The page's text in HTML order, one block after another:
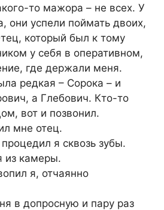
то мажора – не всех. У
они успели поймать двоих,
который был к тому
у себя в оперативном,
где держали меня.
редкая – Сорока – и
а Глебович. Кто-то
вот и позвонил.
мне отец.
я сквозь зубы.
из камеры.
я, отчаянно
в допросную и пару раз